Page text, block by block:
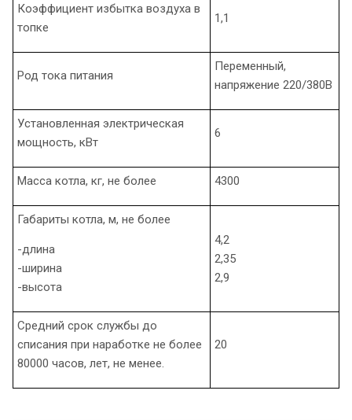
Коэффициент избытка воздуха в
топке
1,1
Род тока питания
Переменный,
напряжение 220/380В
Установленная электрическая
мощность, кВт
6
Масса котла, кг, не более 4300
Габариты котла, м, не более
-длина
-ширина
-высота
4,2
2,35
2,9
Средний срок службы до
списания при наработке не более
80000 часов, лет, не менее.
20